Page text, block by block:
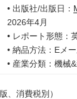
• 出版社/出版日：
2026年4月
• レポート形態：
• 納品方法：Eメ
• 産業分類：機械
、消費税別）